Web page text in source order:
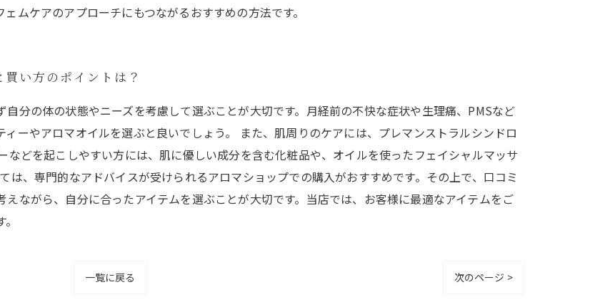
ムケアのアプローチにもつながるおすすめの方法です。
い方のポイントは？
分の体の状態やニーズを考慮して選ぶことが大切です。月経前の不快な症状や生理痛、PMSなど
ーやアロマオイルを選ぶと良いでしょう。 また、肌周りのケアには、プレマンストラルシンドロ
どを起こしやすい方には、肌に優しい成分を含む化粧品や、オイルを使ったフェイシャルマッサ
、専門的なアドバイスが受けられるアロマショップでの購入がおすすめです。その上で、口コミ
ながら、自分に合ったアイテムを選ぶことが大切です。当店では、お客様に最適なアイテムをご
一覧に戻る 次のページ >